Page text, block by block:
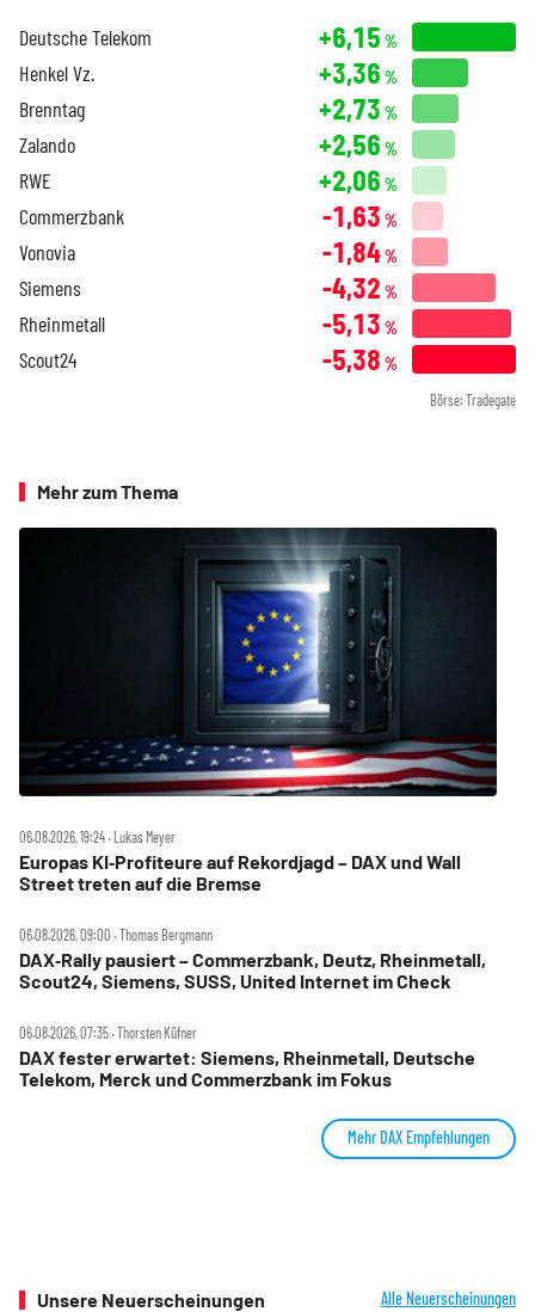
Deutsche Telekom +6,15 %
Henkel Vz. +3,36 %
Brenntag +2,73 %
Zalando +2,56 %
RWE +2,06 %
Commerzbank -1,63 %
Vonovia -1,84%
Siemens -4,32 %
Rheinmetall -5,13 %
Scout24 -5,38 %
Börse: Tradegate
Mehr zum Thema
06.08.2026, 19:24 ‧ Lukas Meyer
Europas KI‑Profiteure auf Rekordjagd – DAX und Wall
Street treten auf die Bremse
06.08.2026, 09:00 ‧ Thomas Bergmann
DAX‑Rally pausiert – Commerzbank, Deutz, Rheinmetall,
Scout24, Siemens, SUSS, United Internet im Check
06.08.2026, 07:35 ‧ Thorsten Küfner
DAX fester erwartet: Siemens, Rheinmetall, Deutsche
Telekom, Merck und Commerzbank im Fokus
Mehr DAX Empfehlungen
Unsere Neuerscheinungen Alle Neuerscheinungen